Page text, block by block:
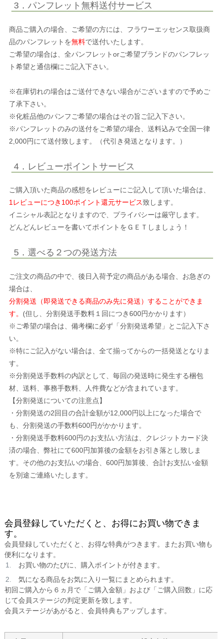
3．パンフレット無料送付サービス
商品ご購入の場合、ご希望の方には、フラワーエッセンス取扱商
品のパンフレットを無料で送付いたします。
ご希望の場合は、全パンフレットorご希望ブランドのパンフレッ
ト希望と通信欄にご記入下さい。
※在庫切れの場合はご送付できない場合がございますので予めご
了承下さい。
※化粧品他のパンフご希望の場合はその旨ご記入下さい。
※パンフレットのみの送付をご希望の場合、送料込みで全国一律
2,000円にて送付致します。（代引き発送となります。）
4．レビューポイントサービス
ご購入頂いた商品の感想をレビューにご記入して頂いた場合は、
1レビューにつき100ポイント還元サービス致します。
イニシャル表記となりますので、プライバシーは厳守します。
どんどんレビューを書いてポイントをＧＥＴしましょう！
5．選べる２つの発送方法
ご注文の商品の中で、後日入荷予定の商品がある場合、お急ぎの
場合は、
分割発送（即発送できる商品のみ先に発送）することができま
す。 (但し、分割発送手数料１回につき600円かかります）
※ご希望の場合は、備考欄に必ず「分割発送希望」とご記入下さ
い。
※特にご記入がない場合は、全て揃ってからの一括発送となりま
す。
※分割発送手数料の内訳として、毎回の発送時に発生する梱包
材、送料、事務手数料、人件費などが含まれています。
【分割発送についての注意点】
・分割発送の2回目の合計金額が12,000円以上になった場合で
も、分割発送の手数料600円がかかります。
・分割発送手数料600円のお支払い方法は、クレジットカード決
済の場合、弊社にて600円加算後の金額をお引き落とし致しま
す。その他のお支払いの場合、600円加算後、合計お支払い金額
を別途ご連絡いたします。
会員登録していただくと、お得にお買い物できま
す。
会員登録していただくと、お得な特典がつきます。またお買い物も
便利になります。
お買い物のたびに、購入ポイントが付きます。
気になる商品をお気に入り一覧にまとめられます。
初回ご購入から６ヵ月で「ご購入金額」および「ご購入回数」に応
じて会員ステージの判定更新を致します。
会員ステージがあがると、会員特典もアップします。